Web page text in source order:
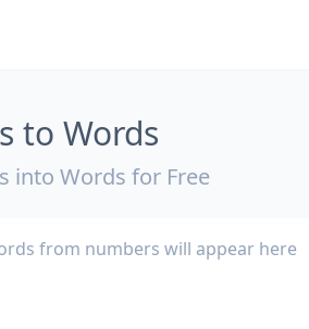
to Words
into Words for Free
from numbers will appear here